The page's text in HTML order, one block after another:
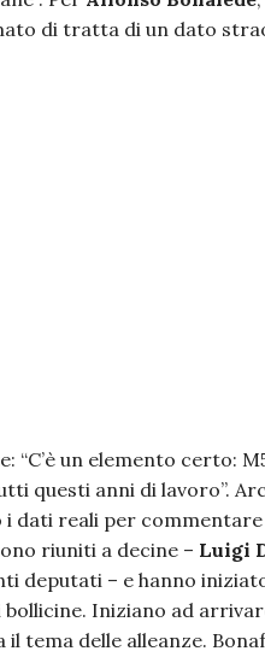
di tratta di un dato
“C’è un elemento certo:
questi anni di lavoro”.
i dati reali per
riuniti a decine – Luigi
deputati – e hanno
bollicine. Iniziano ad
il tema delle alleanze.